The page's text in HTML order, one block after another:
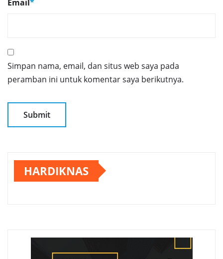
Email *
Simpan nama, email, dan situs web saya pada
peramban ini untuk komentar saya berikutnya.
HARDIKNAS